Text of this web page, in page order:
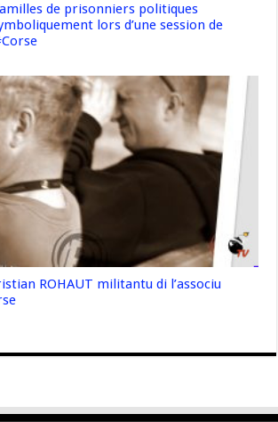
de prisonniers politiques
lors d’une session de
ROHAUT militantu di l’associu